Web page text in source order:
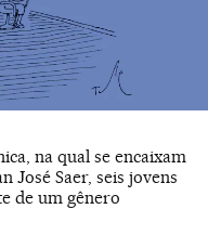
na qual se encaixam
José Saer, seis jovens
de um gênero